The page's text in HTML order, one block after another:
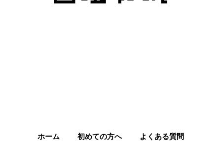
ホーム 初めての方へ よくある質問